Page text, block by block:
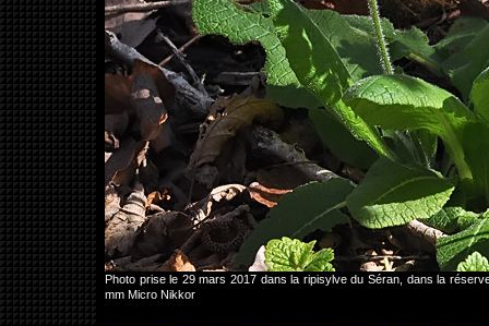
Photo prise le 29 mars 2017 dans la ripisylve du Séran, dans la
mm Micro Nikkor